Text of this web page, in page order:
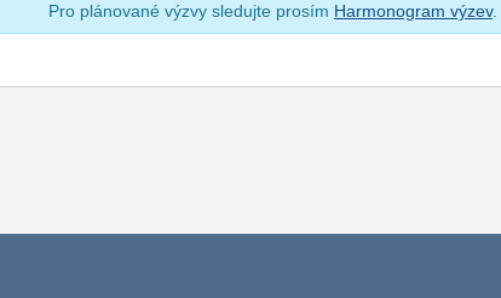
Pro plánované výzvy sledujte prosím Harmonogram výzev.